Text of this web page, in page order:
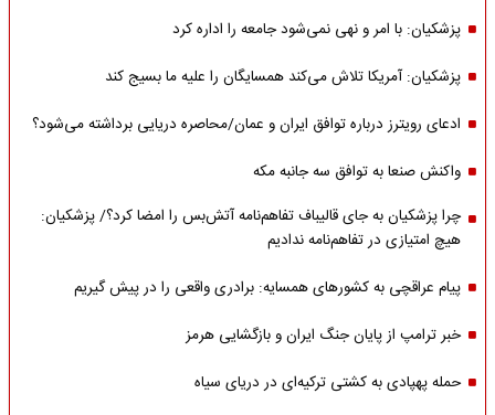
پزشکیان: با امر و نهی نمی‌شود جامعه را اداره کرد
پزشکیان: آمریکا تلاش می‌کند همسایگان را علیه ما بسیج کند
ادعای رویترز درباره توافق ایران و عمان/محاصره دریایی برداشته می‌شود؟
واکنش صنعا به توافق سه جانبه مکه
چرا پزشکیان به جای قالیباف تفاهم‌نامه آتش‌بس را امضا کرد؟/ پزشکیان:
هیچ امتیازی در تفاهم‌نامه ندادیم
پیام عراقچی به کشورهای همسایه: برادری واقعی را در پیش گیریم
خبر ترامپ از پایان جنگ ایران و بازگشایی هرمز
حمله پهپادی به کشتی ترکیه‌ای در دریای سیاه